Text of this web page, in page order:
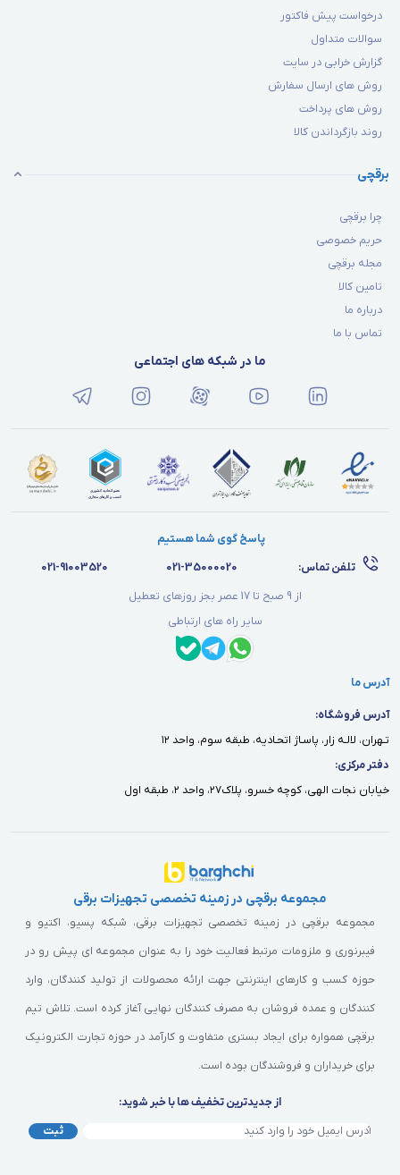
درخواست پیش فاکتور
سوالات متداول
گزارش خرابی در سایت
روش های ارسال سفارش
روش های پرداخت
روند بازگرداندن کالا
برقچی
چرا برقچی
حریم خصوصی
مجله برقچی
تامین کالا
درباره ما
تماس با ما
ما در شبکه های اجتماعی
پاسخ گوی شما هستیم
تلفن تماس:
021-35000020
021-91003520
از 9 صبح تا 17 عصر بجز روزهای تعطیل
سایر راه های ارتباطی
آدرس ما
آدرس فروشگاه:
تـهران، لالـه زار، پاسـاژ اتحـاديه، طبقه سوم، واحد ١٢
دفتر مركزى:
خيابان نجات الهى، كوچه خسرو، پلاك٢٧، واحد ٢، طبقه اول
مجموعه برقچی در زمینه تخصصی تجهیزات برقی
مجموعه برقچی در زمینه تخصصی تجهیزات برقی، شبکه پسیو، اکتیو و
فیبرنوری و ملزومات مرتبط فعالیت خود را به عنوان مجموعه ای پیش رو در
حوزه کسب و کارهای اینترنتی جهت ارائه محصولات از تولید کنندگان، وارد
کنندگان و عمده فروشان به مصرف کنندگان نهایی آغاز کرده است. تلاش تیم
برقچی همواره برای ایجاد بستری متفاوت و کارآمد در حوزه تجارت الکترونیک
برای خریداران و فروشندگان بوده است.
از جدیدترین تخفیف ها با خبر شوید:
ثبت